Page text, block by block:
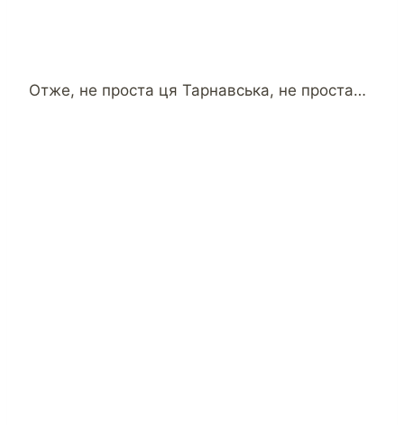
Отже, не проста ця Тарнавська, не проста…